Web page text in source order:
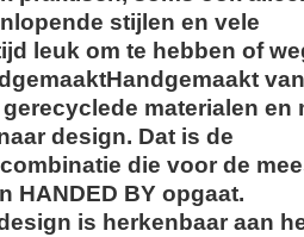
stijlen en vele
leuk om te hebben of
materialen en
design. Dat is de
die voor de
HANDED BY opgaat.
is herkenbaar aan